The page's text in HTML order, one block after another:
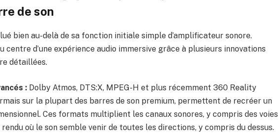
de son
bien au-delà de sa fonction initiale simple d’amplificateur sonore.
centre d’une expérience audio immersive grâce à plusieurs innovations
détaillées.
: Dolby Atmos, DTS:X, MPEG-H et plus récemment 360 Reality
sur la plupart des barres de son premium, permettent de recréer un
Ces formats multiplient les canaux sonores, y compris des voies
où le son semble venir de toutes les directions, y compris du dessus.